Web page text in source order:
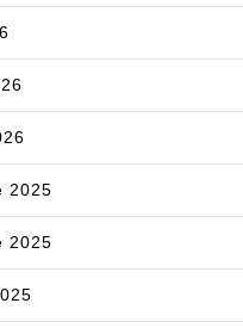
2025
2025